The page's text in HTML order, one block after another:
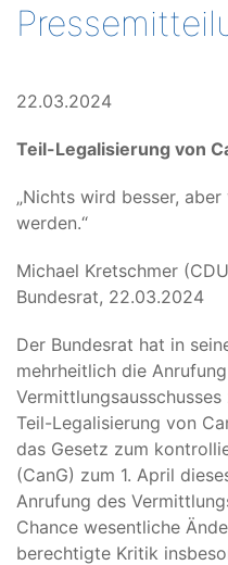
22.03.2024
Teil-Legalisierung von
„Nichts wird besser,
werden.“
Michael Kretschmer
Bundesrat, 22.03.2024
Der Bundesrat hat in
mehrheitlich die
Teil-Legalisierung von
das Gesetz zum
(CanG) zum 1. April
Anrufung des
Chance wesentliche
berechtigte Kritik